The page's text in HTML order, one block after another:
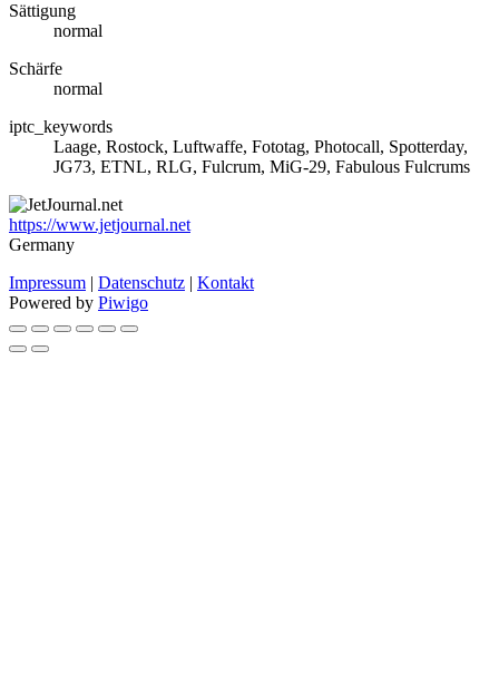
Sättigung
normal
Schärfe
normal
iptc_keywords
Laage, Rostock, Luftwaffe, Fototag, Photocall, Spotterday,
JG73, ETNL, RLG, Fulcrum, MiG-29, Fabulous Fulcrums
https://www.jetjournal.net
Germany
Impressum | Datenschutz | Kontakt
Powered by Piwigo